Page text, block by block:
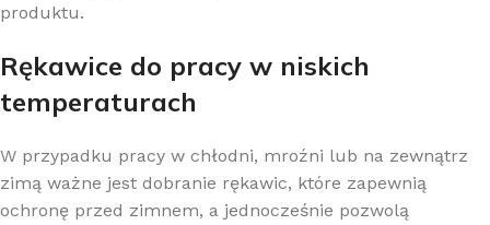
produktu.
Rękawice do pracy w niskich
temperaturach
W przypadku pracy w chłodni, mroźni lub na zewnątrz
zimą ważne jest dobranie rękawic, które zapewnią
ochronę przed zimnem, a jednocześnie pozwolą